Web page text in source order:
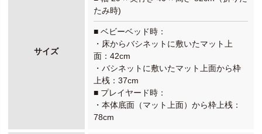
サイズ
たみ時)
■ ベビーベッド時：
・床からバシネットに敷いたマット上
面：42cm
・バシネットに敷いたマット上面から枠
上桟：37cm
■ プレイヤード時：
・本体底面（マット上面）から枠上桟：
78cm